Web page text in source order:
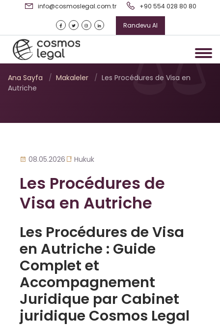
info@cosmoslegal.com.tr +90 554 028 80 80
Randevu Al
Les Procédures de Visa en
Autriche
Ana Sayfa / Makaleler / Les Procédures de Visa en
Autriche
08.05.2026 Hukuk
Les Procédures de
Visa en Autriche
Les Procédures de Visa
en Autriche : Guide
Complet et
Accompagnement
Juridique par Cabinet
juridique Cosmos Legal